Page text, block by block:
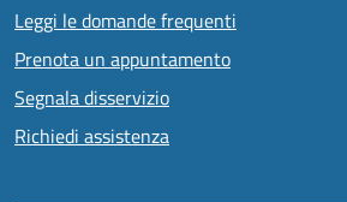
Leggi le domande frequenti
Prenota un appuntamento
Segnala disservizio
Richiedi assistenza